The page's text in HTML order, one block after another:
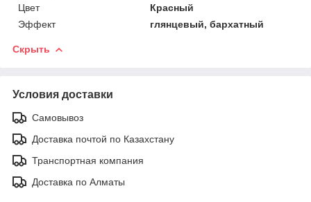
Цвет
Красный
Эффект
глянцевый, бархатный
Скрыть
Условия доставки
Самовывоз
Доставка почтой по Казахстану
Транспортная компания
Доставка по Алматы